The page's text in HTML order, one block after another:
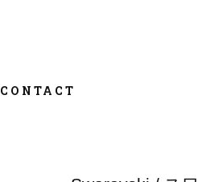
CONTACT